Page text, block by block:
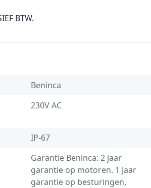
BTW.
Beninca
230V AC
IP-67
Garantie Beninca: 2 jaar
garantie op motoren. 1 Jaar
garantie op besturingen,